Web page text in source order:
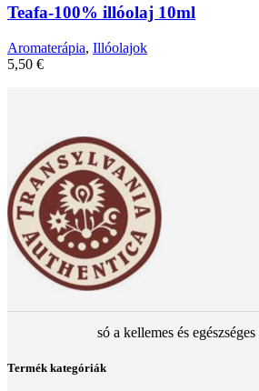
Teafa-100% illóolaj 10ml
Aromaterápia, Illóolajok
5,50 €
só a kellemes és
Termék kategóriák